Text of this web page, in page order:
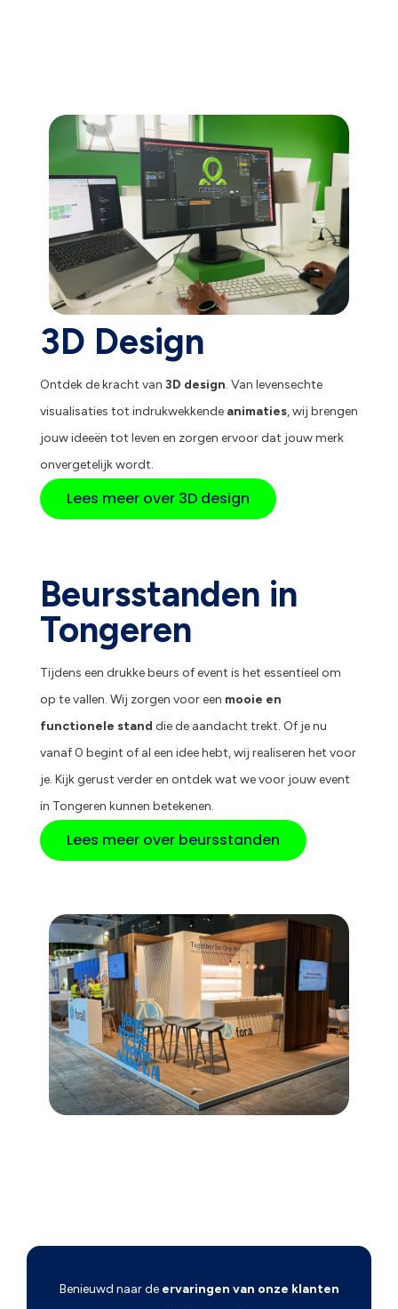
3D Design
Ontdek de kracht van 3D design. Van levensechte
visualisaties tot indrukwekkende animaties, wij brengen
jouw ideeën tot leven en zorgen ervoor dat jouw merk
onvergetelijk wordt.
Lees meer over 3D design
Beursstanden in
Tongeren
Tijdens een drukke beurs of event is het essentieel om
op te vallen. Wij zorgen voor een mooie en
functionele stand die de aandacht trekt. Of je nu
vanaf 0 begint of al een idee hebt, wij realiseren het voor
je. Kijk gerust verder en ontdek wat we voor jouw event
in Tongeren kunnen betekenen.
Lees meer over beursstanden
Benieuwd naar de ervaringen van onze klanten